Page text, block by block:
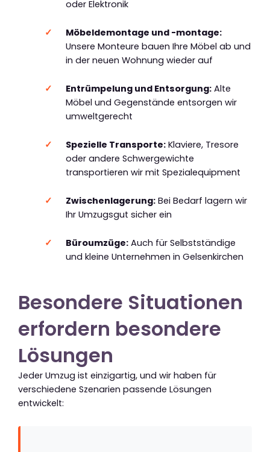
oder Elektronik
Möbeldemontage und -montage:
Unsere Monteure bauen Ihre Möbel ab und
in der neuen Wohnung wieder auf
Entrümpelung und Entsorgung:Alte
Möbel und Gegenstände entsorgen wir
umweltgerecht
Spezielle Transporte:Klaviere, Tresore
oder andere Schwergewichte
transportieren wir mit Spezialequipment
Zwischenlagerung:Bei Bedarf lagern wir
Ihr Umzugsgut sicher ein
Büroumzüge:Auch für Selbstständige
und kleine Unternehmen in Gelsenkirchen
Besondere Situationen
erfordern besondere
Lösungen
Jeder Umzug ist einzigartig, und wir haben für
verschiedene Szenarien passende Lösungen
entwickelt: